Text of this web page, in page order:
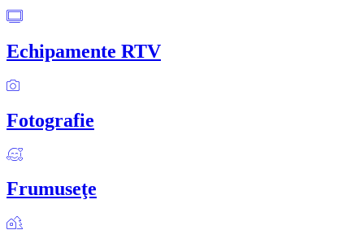
Echipamente RTV
Fotografie
Frumuseţe